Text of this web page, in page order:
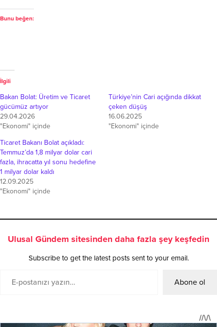
Bunu beğen:
İlgili
Bakan Bolat: Üretim ve Ticaret
gücümüz artıyor
29.04.2026
"Ekonomi" içinde
Türkiye’nin Cari açığında dikkat
çeken düşüş
16.06.2025
"Ekonomi" içinde
Ticaret Bakanı Bolat açıkladı:
Temmuz’da 1,8 milyar dolar cari
fazla, ihracatta yıl sonu hedefine
1 milyar dolar kaldı
12.09.2025
"Ekonomi" içinde
Ulusal Gündem sitesinden daha fazla şey keşfedin
Subscribe to get the latest posts sent to your email.
Abone ol